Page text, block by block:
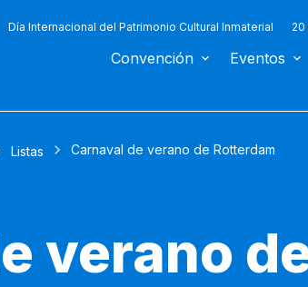
Día Internacional del Patrimonio Cultural Inmaterial 20
Convención Eventos
Listas Carnaval de verano de Rotterdam
verano